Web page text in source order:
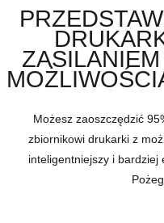
Możesz zaoszczędzić
zbiornikowi drukarki z
inteligentniejszy i bardziej